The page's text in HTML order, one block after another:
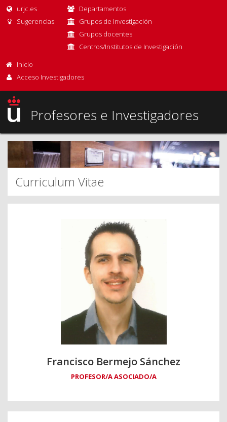
urjc.es
Sugerencias
Departamentos
Grupos de investigación
Grupos docentes
Centros/Institutos de Investigación
Inicio
Acceso Investigadores
Profesores e Investigadores
Curriculum Vitae
Francisco Bermejo Sánchez
PROFESOR/A ASOCIADO/A